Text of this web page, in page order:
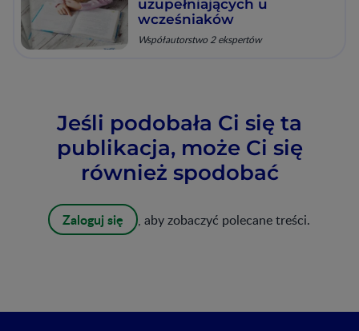
uzupełniających u
wcześniaków
Współautorstwo 2 ekspertów
Jeśli podobała Ci się ta
publikacja, może Ci się
również spodobać
Zaloguj się , aby zobaczyć polecane treści.